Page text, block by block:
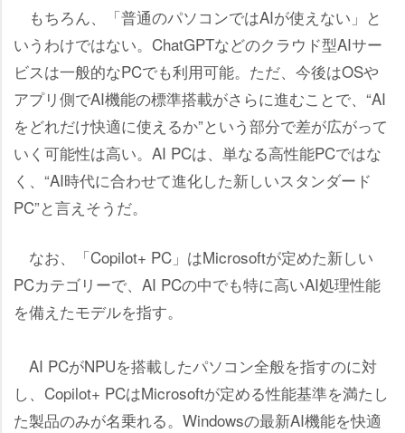
もちろん、「普通のパソコンではAIが使えない」と
いうわけではない。ChatGPTなどのクラウド型AIサー
ビスは一般的なPCでも利用可能。ただ、今後はOS
アプリ側でAI機能の標準搭載がさらに進むことで、“AI
をどれだけ快適に使えるか”という部分で差が広がって
いく可能性は高い。AI PCは、単なる高性能PCではな
く、“AI時代に合わせて進化した新しいスタンダード
PC”と言えそうだ。
なお、「Copilot+ PC」はMicrosoftが定めた新しい
PCカテゴリーで、AI PCの中でも特に高いAI処理性能
を備えたモデルを指す。
AI PCがNPUを搭載したパソコン全般を指すのに対
し、Copilot+ PCはMicrosoftが定める性能基準を満たし
た製品のみが名乗れる。Windowsの最新AI機能を快適